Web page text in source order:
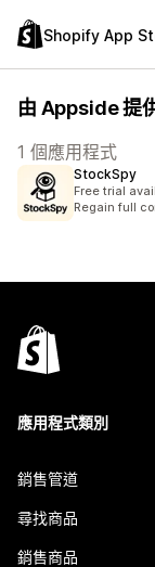
Shopify App
由 Appside 提
1 個應用程式
StockSpy
Free trial
Regain full
應用程式類別
銷售管道
尋找商品
銷售商品